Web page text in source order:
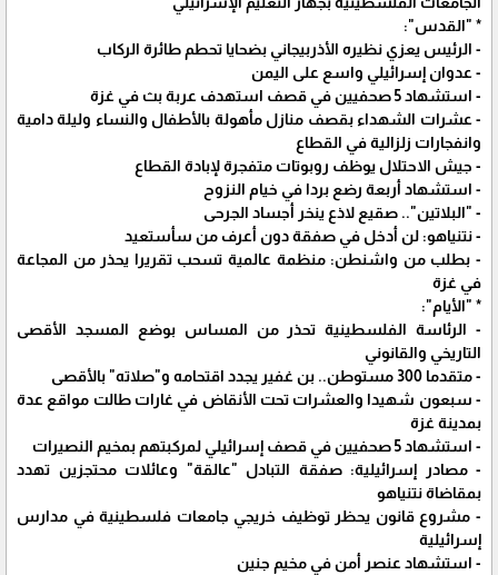
* "القدس":
- الرئيس يعزي نظيره الأذربيجاني بضحايا تحطم طائرة الركاب
- عدوان إسرائيلي واسع على اليمن
- استشهاد 5 صحفيين في قصف استهدف عربة بث في غزة
- عشرات الشهداء بقصف منازل مأهولة بالأطفال والنساء وليلة دامية
وانفجارات زلزالية في القطاع
- جيش الاحتلال يوظف روبوتات متفجرة لإبادة القطاع
- استشهاد أربعة رضع بردا في خيام النزوح
- "البلاتين".. صقيع لاذع ينخر أجساد الجرحى
- نتنياهو: لن أدخل في صفقة دون أعرف من سأستعيد
- بطلب من واشنطن: منظمة عالمية تسحب تقريرا يحذر من المجاعة
في غزة
* "الأيام":
- الرئاسة الفلسطينية تحذر من المساس بوضع المسجد الأقصى
التاريخي والقانوني
- متقدما 300 مستوطن.. بن غفير يجدد اقتحامه و"صلاته" بالأقصى
- سبعون شهيدا والعشرات تحت الأنقاض في غارات طالت مواقع عدة
بمدينة غزة
- استشهاد 5 صحفيين في قصف إسرائيلي لمركبتهم بمخيم النصيرات
- مصادر إسرائيلية: صفقة التبادل "عالقة" وعائلات محتجزين تهدد
بمقاضاة نتنياهو
- مشروع قانون يحظر توظيف خريجي جامعات فلسطينية في مدارس
إسرائيلية
- استشهاد عنصر أمن في مخيم جنين